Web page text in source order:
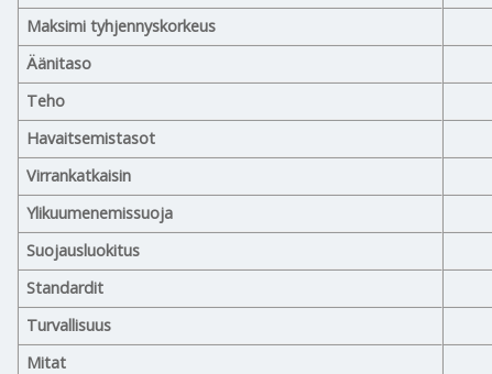
Maksimi tyhjennyskorkeus
Äänitaso
Teho
Havaitsemistasot
Virrankatkaisin
Ylikuumenemissuoja
Suojausluokitus
Standardit
Turvallisuus
Mitat